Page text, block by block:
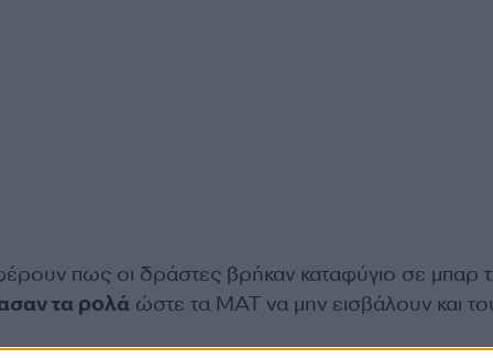
πως οι δράστες βρήκαν καταφύγιο σε μπαρ
τα ρολάώστε τα ΜΑΤ να μην εισβάλουν και